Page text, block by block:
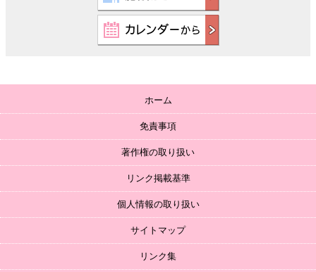
ホーム
免責事項
著作権の取り扱い
リンク掲載基準
個人情報の取り扱い
サイトマップ
リンク集